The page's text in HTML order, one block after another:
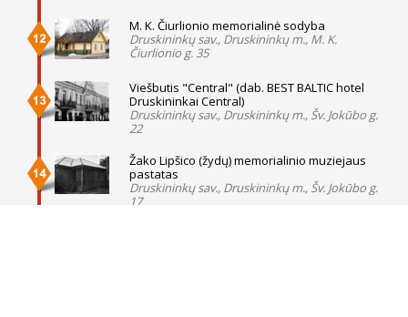
M. K. Čiurlionio memorialinė sodyba
Druskininkų sav., Druskininkų m., M. K.
Čiurlionio g. 35
Viešbutis "Central" (dab. BEST BALTIC hotel
Druskininkai Central)
Druskininkų sav., Druskininkų m., Šv. Jokūbo g.
22
Žako Lipšico (žydų) memorialinio muziejaus
pastatas
Druskininkų sav., Druskininkų m., Šv. Jokūbo g.
17